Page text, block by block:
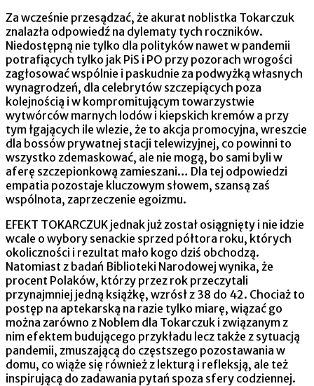
Za wcześnie przesądzać, że akurat noblistka Tokarczuk
znalazła odpowiedź na dylematy tych roczników.
Niedostępną nie tylko dla polityków nawet w pandemii
potrafiących tylko jak PiS i PO przy pozorach wrogości
zagłosować wspólnie i paskudnie za podwyżką własnych
wynagrodzeń, dla celebrytów szczepiących poza
kolejnością i w kompromitującym towarzystwie
wytwórców marnych lodów i kiepskich kremów a przy
tym łgających ile wlezie, że to akcja promocyjna, wreszcie
dla bossów prywatnej stacji telewizyjnej, co powinni to
wszystko zdemaskować, ale nie mogą, bo sami byli w
aferę szczepionkową zamieszani… Dla tej odpowiedzi
empatia pozostaje kluczowym słowem, szansą zaś
wspólnota, zaprzeczenie egoizmu.
EFEKT TOKARCZUK jednak już został osiągnięty i nie idzie
wcale o wybory senackie sprzed półtora roku, których
okoliczności i rezultat mało kogo dziś obchodzą.
Natomiast z badań Biblioteki Narodowej wynika, że
procent Polaków, którzy przez rok przeczytali
przynajmniej jedną książkę, wzrósł z 38 do 42. Chociaż to
postęp na aptekarską na razie tylko miarę, wiązać go
można zarówno z Noblem dla Tokarczuk i związanym z
nim efektem budującego przykładu lecz także z sytuacją
pandemii, zmuszającą do częstszego pozostawania w
domu, co wiąże się również z lekturą i refleksją, ale też
inspirującą do zadawania pytań spoza sfery codziennej.